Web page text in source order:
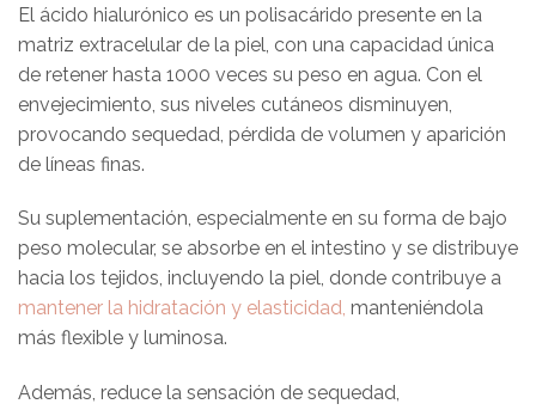
El ácido hialurónico es un polisacárido presente en la
matriz extracelular de la piel, con una capacidad única
de retener hasta 1000 veces su peso en agua. Con el
envejecimiento, sus niveles cutáneos disminuyen,
provocando sequedad, pérdida de volumen y aparición
de líneas finas.
Su suplementación, especialmente en su forma de bajo
peso molecular, se absorbe en el intestino y se distribuye
hacia los tejidos, incluyendo la piel, donde contribuye a
mantener la hidratación y elasticidad, manteniéndola
más flexible y luminosa.
Además, reduce la sensación de sequedad,